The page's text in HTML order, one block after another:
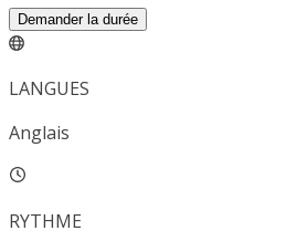
Demander la durée
LANGUES
Anglais
RYTHME